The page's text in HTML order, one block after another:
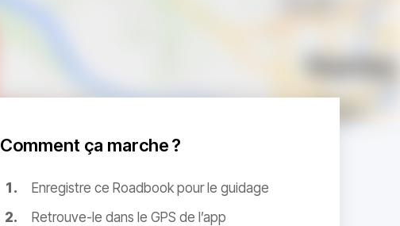
Comment ça marche ?
Enregistre ce Roadbook pour le guidage
Retrouve-le dans le GPS de l’app